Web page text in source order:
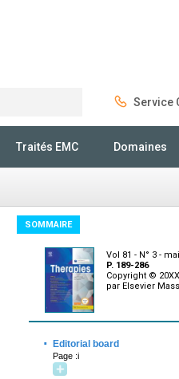
Service
Traités EMC Domaines
SOMMAIRE
Vol 81 - N° 3 -
P. 189-286
Copyright ©
par Elsevier
· Editorial board
Page :i